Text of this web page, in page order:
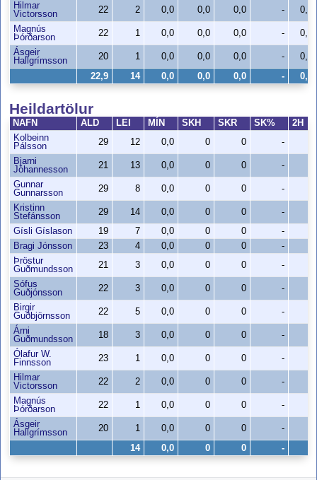
Heildartölur
NAFN ALD LEI MÍN SKH SKR SK%
2H
Kolbeinn
Pálsson
29 12 0,0 0 0 -
Bjarni
Jóhannesson
21 13 0,0 0 0 -
Gunnar
Gunnarsson
29 8 0,0 0 0 -
Kristinn
Stefánsson
29 14 0,0 0 0 -
Gísli Gíslason
19 7 0,0 0 0 -
Bragi Jónsson
23 4 0,0 0 0 -
Þröstur
Guðmundsson
21 3 0,0 0 0 -
Sófus
Guðjónsson
22 3 0,0 0 0 -
Birgir
Guðbjörnsson
22 5 0,0 0 0 -
Árni
Guðmundsson
18 3 0,0 0 0 -
Ólafur W.
Finnsson
23 1 0,0 0 0 -
Hilmar
Victorsson
22 2 0,0 0 0 -
Magnús
Þórðarson
22 1 0,0 0 0 -
Ásgeir
Hallgrímsson
20 1 0,0 0 0 -
14 0,0 0 0 -
Hilmar
Victorsson
22 2 0,0 0,0 0,0 -
0,0
Magnús
Þórðarson
22 1 0,0 0,0 0,0 -
0,0
Ásgeir
Hallgrímsson
20 1 0,0 0,0 0,0 - 0,0
22,9 14 0,0 0,0 0,0 - 0,0